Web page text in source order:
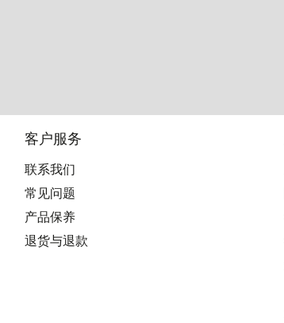
客户服务
联系我们
常见问题
产品保养
退货与退款